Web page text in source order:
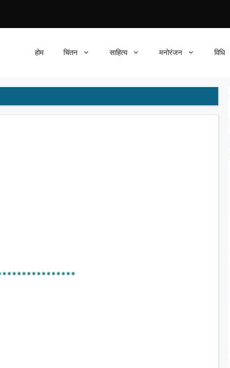
होम चिंतन साहित्य मनोरंजन विधि